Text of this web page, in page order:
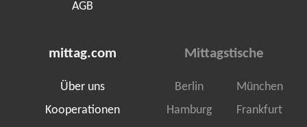
AGB
mittag.com
Über uns
Kooperationen
Mittagstische
Berlin
München
Hamburg
Frankfurt